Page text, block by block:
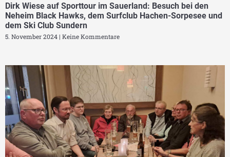
Dirk Wiese auf Sporttour im Sauerland: Besuch bei den
Neheim Black Hawks, dem Surfclub Hachen-Sorpesee und
dem Ski Club Sundern
5. November 2024 Keine Kommentare